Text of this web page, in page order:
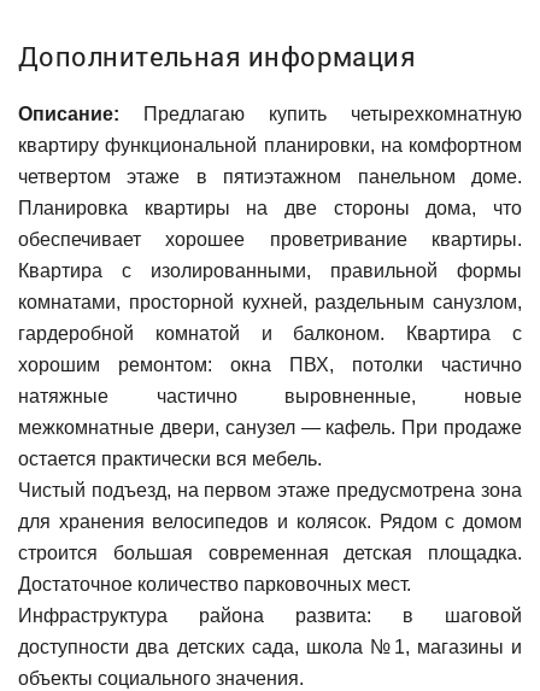
Дополнительная информация
Описание: Предлагаю купить четырехкомнатную
квартиру функциональной планировки, на комфортном
четвертом этаже в пятиэтажном панельном доме.
Планировка квартиры на две стороны дома, что
обеспечивает хорошее проветривание квартиры.
Квартира с изолированными, правильной формы
комнатами, просторной кухней, раздельным санузлом,
гардеробной комнатой и балконом. Квартира с
хорошим ремонтом: окна ПВХ, потолки частично
натяжные частично выровненные, новые
межкомнатные двери, санузел — кафель. При продаже
остается практически вся мебель.
Чистый подъезд, на первом этаже предусмотрена зона
для хранения велосипедов и колясок. Рядом с домом
строится большая современная детская площадка.
Достаточное количество парковочных мест.
Инфраструктура района развита: в шаговой
доступности два детских сада, школа №1, магазины и
объекты социального значения.